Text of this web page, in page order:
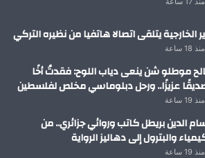
الخارجية يتلقى اتصالا هاتفيا من نظيره التركي
منذ 18 ساعة
موطلو شن ينعى دياب اللوح: فقدتُ أخًا
عزيزًا.. ورحل دبلوماسي مخلص لفلسطين
منذ 19 ساعة
الدين بريطل كاتب وروائي جزائري.. من
والبترول إلى دهاليز الرواية
منذ 19 ساعة